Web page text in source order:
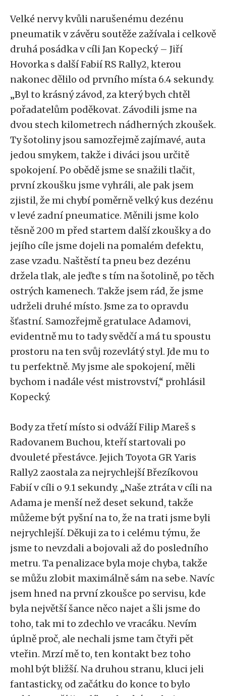
Velké nervy kvůli narušenému dezénu
pneumatik v závěru soutěže zažívala i celkově
druhá posádka v cíli Jan Kopecký – Jiří
Hovorka s další Fabií RS Rally2, kterou
nakonec dělilo od prvního místa 6.4 sekundy.
„Byl to krásný závod, za který bych chtěl
pořadatelům poděkovat. Závodili jsme na
dvou stech kilometrech nádherných zkoušek.
Ty šotoliny jsou samozřejmě zajímavé, auta
jedou smykem, takže i diváci jsou určitě
spokojení. Po obědě jsme se snažili tlačit,
první zkoušku jsme vyhráli, ale pak jsem
zjistil, že mi chybí poměrně velký kus dezénu
v levé zadní pneumatice. Měnili jsme kolo
těsně 200 m před startem další zkoušky a do
jejího cíle jsme dojeli na pomalém defektu,
zase vzadu. Naštěstí ta pneu bez dezénu
držela tlak, ale jeďte s tím na šotolině, po těch
ostrých kamenech. Takže jsem rád, že jsme
udrželi druhé místo. Jsme za to opravdu
šťastní. Samozřejmě gratulace Adamovi,
evidentně mu to tady svědčí a má tu spoustu
prostoru na ten svůj rozevlátý styl. Jde mu to
tu perfektně. My jsme ale spokojení, měli
bychom i nadále vést mistrovství,“ prohlásil
Kopecký.
Body za třetí místo si odváží Filip Mareš s
Radovanem Buchou, kteří startovali po
dvouleté přestávce. Jejich Toyota GR Yaris
Rally2 zaostala za nejrychlejší Březíkovou
Fabií v cíli o 9.1 sekundy. „Naše ztráta v cíli na
Adama je menší než deset sekund, takže
můžeme být pyšní na to, že na trati jsme byli
nejrychlejší. Děkuji za to i celému týmu, že
jsme to nevzdali a bojovali až do posledního
metru. Ta penalizace byla moje chyba, takže
se můžu zlobit maximálně sám na sebe. Navíc
jsem hned na první zkoušce po servisu, kde
byla největší šance něco najet a šli jsme do
toho, tak mi to zdechlo ve vracáku. Nevím
úplně proč, ale nechali jsme tam čtyři pět
vteřin. Mrzí mě to, ten kontakt bez toho
mohl být bližší. Na druhou stranu, kluci jeli
fantasticky, od začátku do konce to bylo